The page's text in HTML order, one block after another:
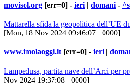
movisol.org [err=0] - ieri | domani -
Mattarella sfida la geopolitica dell’UE
[Mon, 18 Nov 2024 09:46:07 +0000]
www.imolaoggi.it[err=0] - ieri|
Lampedusa, partita nave dell’Arci per
Nov 2024 19:37:08 +0000]